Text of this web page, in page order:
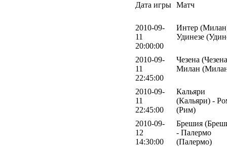
Дата игры Матч
2010-09-
11
20:00:00
Интер
Удинезе
2010-09-
11
22:45:00
Чезена
Милан
2010-09-
11
22:45:00
Кальяри
(Кальяри) -
(Рим)
2010-09-
12
14:30:00
Брешия
- Палермо
(Палермо)